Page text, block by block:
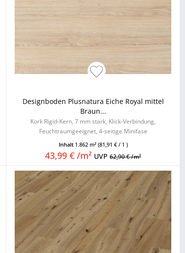
Designboden Plusnatura Eiche Royal mittel
Braun...
Kork Rigid-Kern, 7 mm stark, Klick-Verbindung,
Feuchtraumgeeignet, 4-seitige Minifase
Inhalt 1.862 m² (81,91 € / 1 )
43,99 € /m² UVP62,90 € /m²